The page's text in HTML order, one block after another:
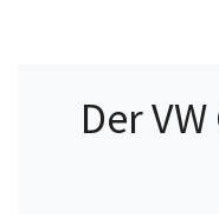
Der